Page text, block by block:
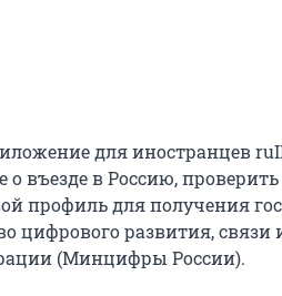
для иностранцев
о въезде в Россию,
профиль для получения
цифрового развития, связи
(Минцифры России).